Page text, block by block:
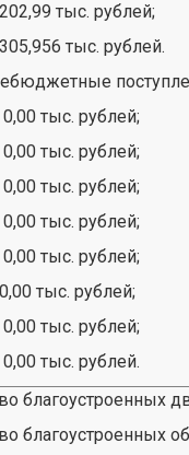
тыс. рублей;
тыс. рублей.
тыс. рублей;
тыс. рублей;
тыс. рублей;
тыс. рублей;
тыс. рублей;
тыс. рублей;
тыс. рублей;
тыс. рублей.
благоустроенных
благоустроенных